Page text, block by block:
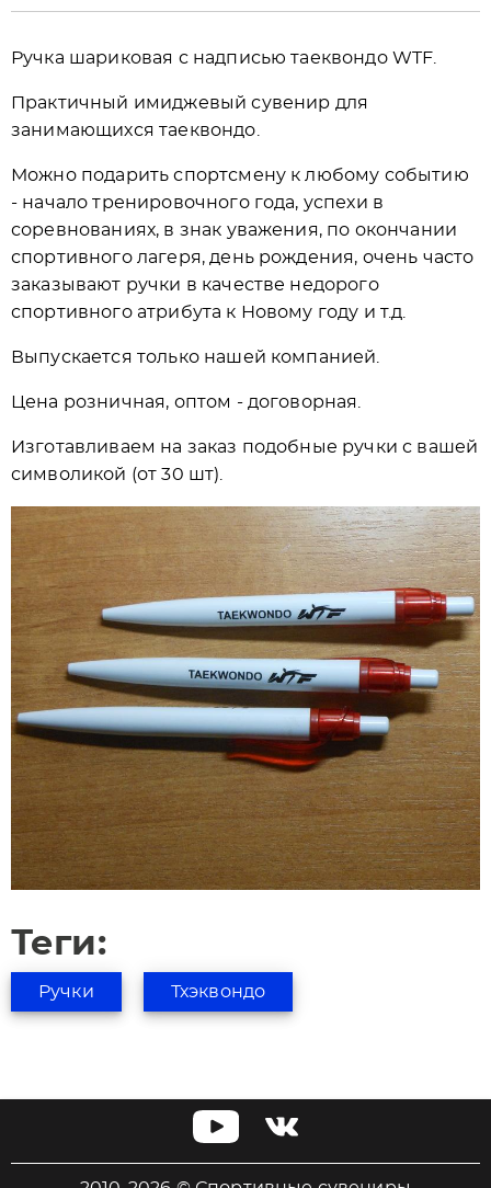
Ручка шариковая с надписью таеквондо WTF.
Практичный имиджевый сувенир для
занимающихся таеквондо.
Можно подарить спортсмену к любому событию
- начало тренировочного года, успехи в
соревнованиях, в знак уважения, по окончании
спортивного лагеря, день рождения, очень часто
заказывают ручки в качестве недорого
спортивного атрибута к Новому году и т.д.
Выпускается только нашей компанией.
Цена розничная, оптом - договорная.
Изготавливаем на заказ подобные ручки с вашей
символикой (от 30 шт).
Теги:
Ручки Тхэквондо